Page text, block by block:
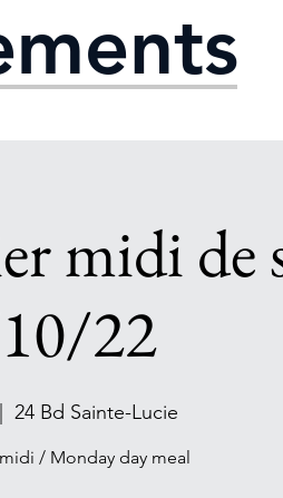
midi de
22
24 Bd Sainte-Lucie
/ Monday day meal